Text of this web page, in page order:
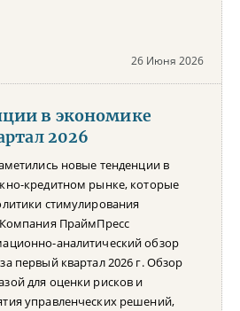
26 Июня 2026
в экономике
2026
новые тенденции в
кредитном рынке, которые
стимулирования
ПраймПресс
аналитический обзор
первый квартал 2026 г. Обзор
для оценки рисков и
управленческих решений,